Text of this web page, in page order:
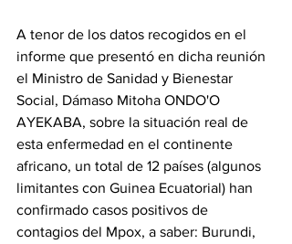
A tenor de los datos recogidos en el
informe que presentó en dicha reunión
el Ministro de Sanidad y Bienestar
Social, Dámaso Mitoha ONDO'O
AYEKABA, sobre la situación real de
esta enfermedad en el continente
africano, un total de 12 países (algunos
limitantes con Guinea Ecuatorial) han
confirmado casos positivos de
contagios del Mpox, a saber: Burundi,